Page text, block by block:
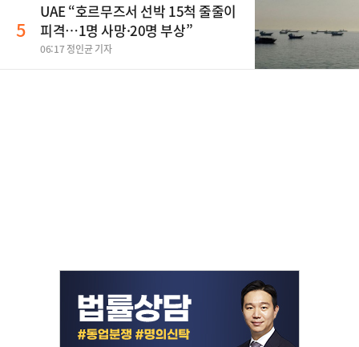
5
UAE “호르무즈서 선박 15척 줄줄이
피격…1명 사망·20명 부상”
06:17 정인균 기자